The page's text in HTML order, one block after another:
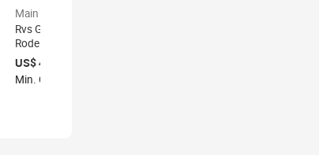
Main product
Rvs Geroosterde Pinda
Rode Huid Verwijderen
Peeling Machine
US$ 450- 520
Min. Order: 1 set